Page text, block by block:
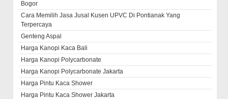
Bogor
Cara Memilih Jasa Jusal Kusen UPVC Di Pontianak Yang
Terpercaya
Genteng Aspal
Harga Kanopi Kaca Bali
Harga Kanopi Polycarbonate
Harga Kanopi Polycarbonate Jakarta
Harga Pintu Kaca Shower
Harga Pintu Kaca Shower Jakarta